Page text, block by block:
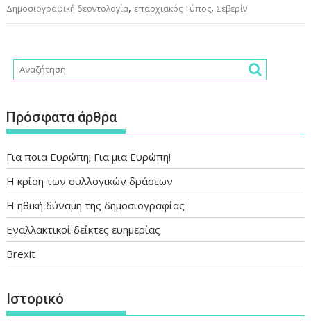
Δημοσιογραφική δεοντολογία, επαρχιακός Τύπος,Σεβερίν
Πρόσφατα άρθρα
Για ποια Ευρώπη; Για μια Ευρώπη!
Η κρίση των συλλογικών δράσεων
Η ηθική δύναμη της δημοσιογραφίας
Εναλλακτικοί δείκτες ευημερίας
Brexit
Ιστορικό